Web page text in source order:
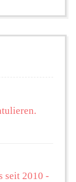
seit 2010 -